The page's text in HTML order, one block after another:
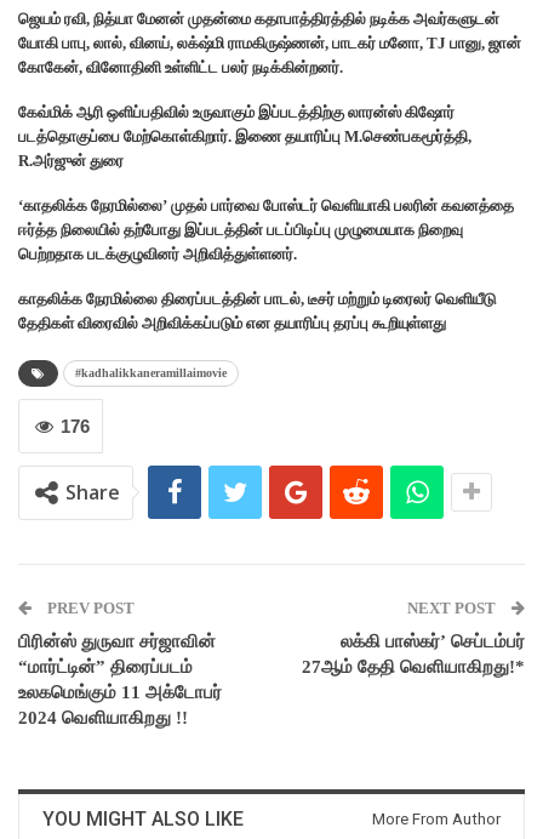
ஜெயம் ரவி, நித்யா மேனன் முதன்மை கதாபாத்திரத்தில் நடிக்க அவர்களுடன்
யோகி பாபு, லால், வினய், லக்‌ஷ்மி ராமகிருஷ்ணன், பாடகர் மனோ, TJ பானு, ஜான்
கோகேன், வினோதினி உள்ளிட்ட பலர் நடிக்கின்றனர்.
கேவ்மிக் ஆரி ஒளிப்பதிவில் உருவாகும் இப்படத்திற்கு லாரன்ஸ் கிஷோர்
படத்தொகுப்பை மேற்கொள்கிறார். இணை தயாரிப்பு M.செண்பகமூர்த்தி,
R.அர்ஜுன் துரை
‘காதலிக்க நேரமில்லை’ முதல் பார்வை போஸ்டர் வெளியாகி பலரின் கவனத்தை
ஈர்த்த நிலையில் தற்போது இப்படத்தின் படப்பிடிப்பு முழுமையாக நிறைவு
பெற்றதாக படக்குழுவினர் அறிவித்துள்ளனர்.
காதலிக்க நேரமில்லை திரைப்படத்தின் பாடல், டீசர் மற்றும் டிரைலர் வெளியீடு
தேதிகள் விரைவில் அறிவிக்கப்படும் என தயாரிப்பு தரப்பு கூறியுள்ளது
#kadhalikkaneramillaimovie
176
Share
PREV POST
பிரின்ஸ் துருவா சர்ஜாவின்
“மார்ட்டின்” திரைப்படம்
உலகமெங்கும் 11 அக்டோபர்
2024 வெளியாகிறது !!
NEXT POST
லக்கி பாஸ்கர்’ செப்டம்பர்
27ஆம் தேதி வெளியாகிறது!*
YOU MIGHT ALSO LIKE More From Author